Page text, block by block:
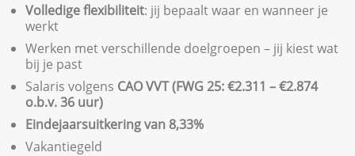
Volledige flexibiliteit: jij bepaalt waar en wanneer je
werkt
Werken met verschillende doelgroepen – jij kiest wat
bij je past
Salaris volgens CAO VVT (FWG 25: €2.311 – €2.874
o.b.v. 36 uur)
Eindejaarsuitkering van 8,33%
Vakantiegeld